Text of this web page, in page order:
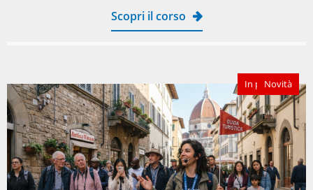
Scopri il corso
In partenza
Novità